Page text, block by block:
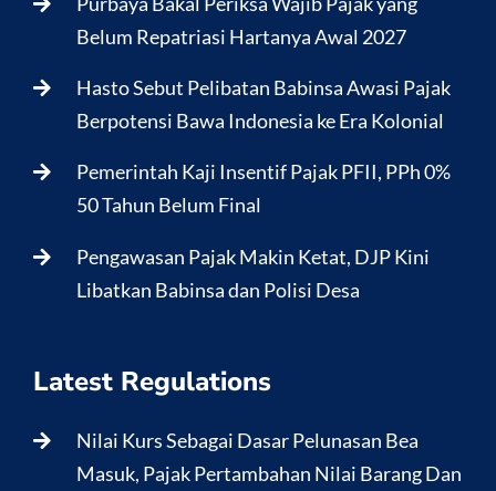
Belum Repatriasi Hartanya Awal 2027
Hasto Sebut Pelibatan Babinsa Awasi Pajak
Berpotensi Bawa Indonesia ke Era Kolonial
Pemerintah Kaji Insentif Pajak PFII, PPh 0%
50 Tahun Belum Final
Pengawasan Pajak Makin Ketat, DJP Kini
Libatkan Babinsa dan Polisi Desa
Latest Regulations
Nilai Kurs Sebagai Dasar Pelunasan Bea
Masuk, Pajak Pertambahan Nilai Barang Dan